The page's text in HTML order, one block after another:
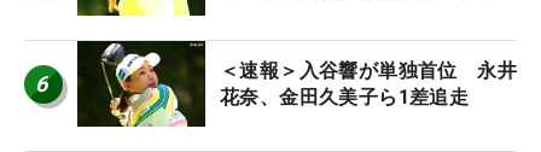
6
＜速報＞入谷響が単独首位 永井
花奈、金田久美子ら1差追走